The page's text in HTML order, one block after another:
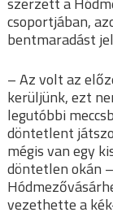
csoportjában,
bentmaradást
– Az volt az
kerüljünk, ezt
legutóbbi
döntetlent
mégis van egy
döntetlen okán
vezethette a